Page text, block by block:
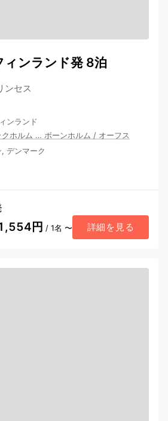
ィンランド発 8泊
ンセス
ンランド
クホルム … ボーンホルム / オーフス
デンマーク
円 / 1名 〜 詳細を見る